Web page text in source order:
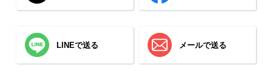
LINEで送る メールで送る